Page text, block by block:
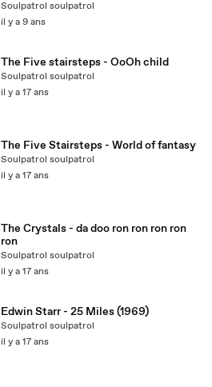
Soulpatrol soulpatrol
il y a 9 ans
The Five stairsteps - OoOh child
Soulpatrol soulpatrol
il y a 17 ans
The Five Stairsteps - World of fantasy
Soulpatrol soulpatrol
il y a 17 ans
The Crystals - da doo ron ron ron ron
ron
Soulpatrol soulpatrol
il y a 17 ans
Edwin Starr - 25 Miles (1969)
Soulpatrol soulpatrol
il y a 17 ans